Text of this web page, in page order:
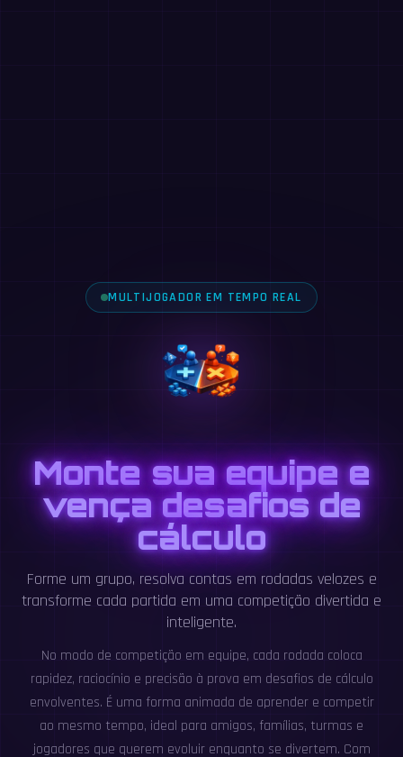
MULTIJOGADOR EM TEMPO REAL
Monte sua equipe e
vença desafios de
cálculo
Forme um grupo, resolva contas em rodadas velozes e
transforme cada partida em uma competição divertida e
inteligente.
No modo de competição em equipe, cada rodada coloca
rapidez, raciocínio e precisão à prova em desafios de cálculo
envolventes. É uma forma animada de aprender e competir
ao mesmo tempo, ideal para amigos, famílias, turmas e
jogadores que querem evoluir enquanto se divertem. Com